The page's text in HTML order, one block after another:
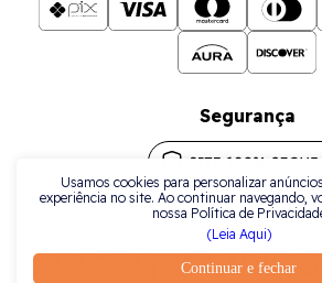
Continuar e fechar
Usamos cookies para personalizar
experiência no site. Ao continuar navegando,
nossa Política de
(Leia Aqui)
Segurança
Todos os direitos reservados a La Plata
| CNPJ: 38.079.925/0001-